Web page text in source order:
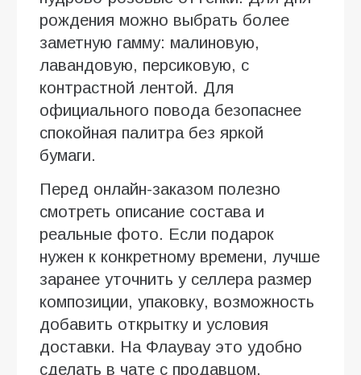
рождения можно выбрать более
заметную гамму: малиновую,
лавандовую, персиковую, с
контрастной лентой. Для
официального повода безопаснее
спокойная палитра без яркой
бумаги.
Перед онлайн-заказом полезно
смотреть описание состава и
реальные фото. Если подарок
нужен к конкретному времени, лучше
заранее уточнить у селлера размер
композиции, упаковку, возможность
добавить открытку и условия
доставки. На Флаувау это удобно
сделать в чате с продавцом.